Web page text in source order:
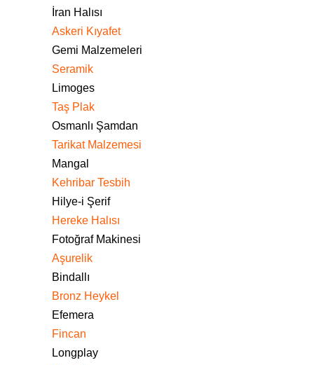
İran Halısı
Askeri Kıyafet
Gemi Malzemeleri
Seramik
Limoges
Taş Plak
Osmanlı Şamdan
Tarikat Malzemesi
Mangal
Kehribar Tesbih
Hilye-i Şerif
Hereke Halısı
Fotoğraf Makinesi
Aşurelik
Bindallı
Bronz Heykel
Efemera
Fincan
Longplay